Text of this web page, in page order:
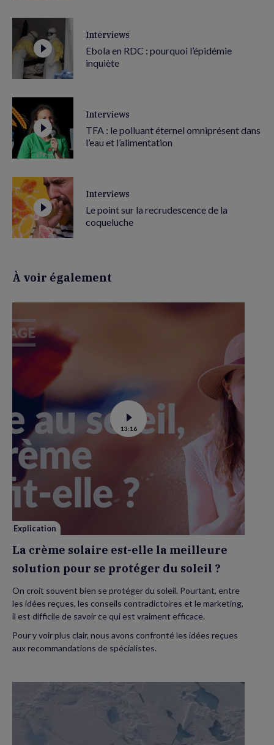
Interviews
Ebola en RDC : pourquoi l’épidémie
inquiète
Interviews
TFA : le polluant éternel omniprésent dans
l’eau et l’alimentation
Interviews
Le point sur la recrudescence de la
coqueluche
À voir également
Voir
la
vidéo
est-
elle
la
meilleure
solution
protéger
soleil
13:16
Explication
La crème solaire est-elle la meilleure
solution pour se protéger du soleil ?
On croit souvent bien se protéger du soleil. Pourtant, entre
les idées reçues, les conseils contradictoires et le marketing,
il est difficile de savoir ce qui est vraiment efficace.
Pour y voir plus clair, nous avons confronté les idées reçues
aux recommandations de spécialistes.